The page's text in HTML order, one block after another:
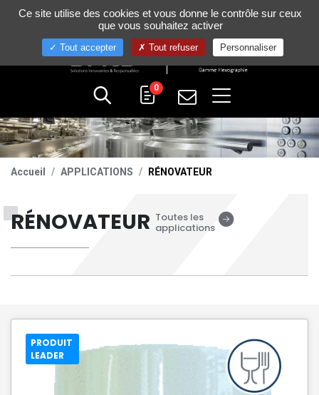
+33 (0)4 75 58 80 10
0
Accueil APPLICATIONS RÉNOVATEUR
RÉNOVATEUR Toutes les
applications
PRODUIT
LEADER
Gestion de vos préférences sur les cookies
Ce site utilise des cookies et vous donne le contrôle sur ceux
que vous souhaitez activer
Tout accepter Tout refuser Personnaliser